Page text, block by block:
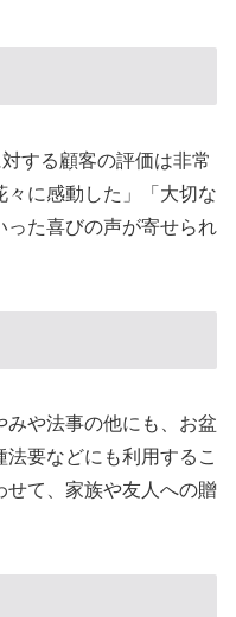
する顧客の評価は非常
々に感動した」「大切な
った喜びの声が寄せられ
みや法事の他にも、お盆
要などにも利用するこ
せて、家族や友人への贈